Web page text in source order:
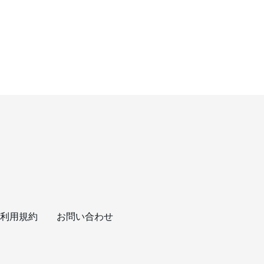
利用規約 お問い合わせ